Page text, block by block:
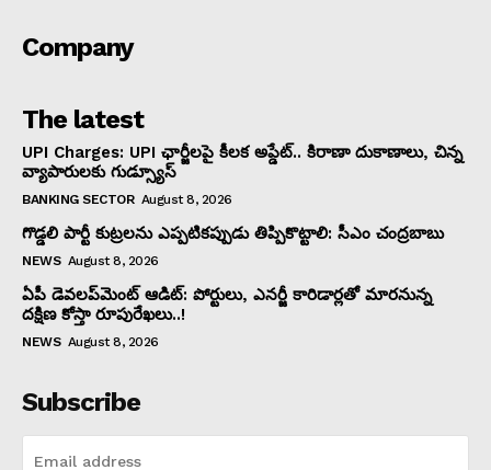
Company
The latest
UPI Charges: UPI ఛార్జీలపై కీలక అప్డేట్.. కిరాణా దుకాణాలు, చిన్న
వ్యాపారులకు గుడ్స్యూస్
BANKING SECTOR August 8, 2026
గొడ్డలి పార్టీ కుట్రలను ఎప్పటికప్పుడు తిప్పికొట్టాలి: సీఎం చంద్రబాబు
NEWS August 8, 2026
ఏపీ డెవలప్‌మెంట్ ఆడిట్: పోర్టులు, ఎనర్జీ కారిడార్లతో మారనున్న
దక్షిణ కోస్తా రూపురేఖలు..!
NEWS August 8, 2026
Subscribe